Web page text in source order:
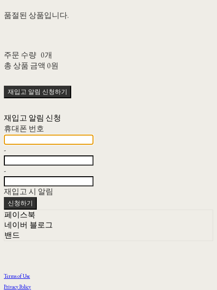
품절된 상품입니다.
주문 수량 0개
총 상품 금액 0원
재입고 알림 신청하기
재입고 알림 신청
휴대폰 번호
-
-
재입고 시 알림
신청하기
페이스북
네이버 블로그
밴드
Terms of Use
Privacy Policy